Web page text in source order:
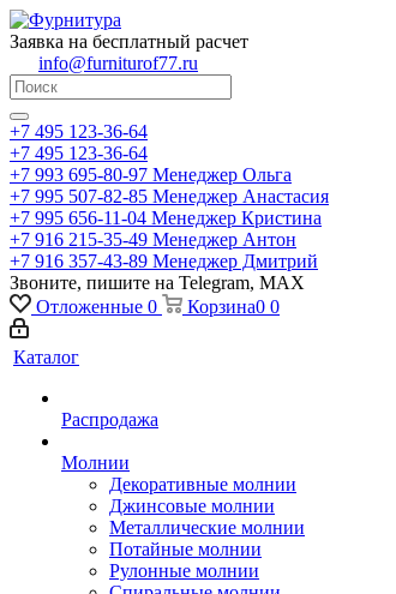
Заявка на бесплатный расчет
info@furniturof77.ru
+7 495 123-36-64
+7 495 123-36-64
+7 993 695-80-97 Менеджер Ольга
+7 995 507-82-85 Менеджер Анастасия
+7 995 656-11-04 Менеджер Кристина
+7 916 215-35-49 Менеджер Антон
+7 916 357-43-89 Менеджер Дмитрий
Звоните, пишите на Telegram, MAX
Отложенные 0 Корзина0 0
Каталог
Распродажа
Молнии
Декоративные молнии
Джинсовые молнии
Металлические молнии
Потайные молнии
Рулонные молнии